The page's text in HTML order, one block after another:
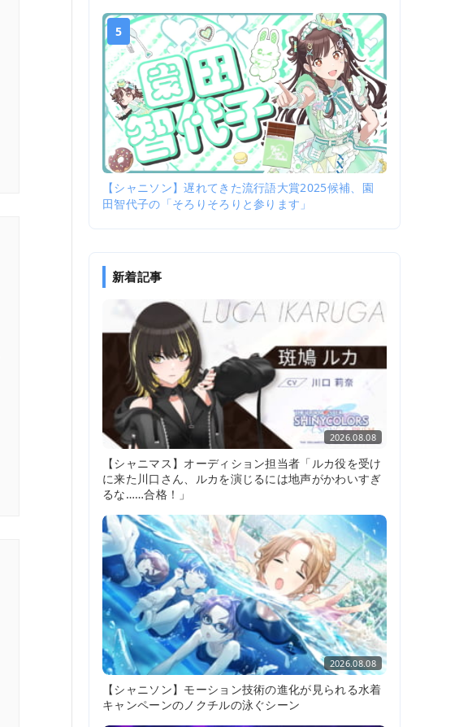
5
【シャニソン】遅れてきた流行語大賞2025候補、園
田智代子の「そろりそろりと参ります」
新着記事
2026.08.08
【シャニマス】オーディション担当者「ルカ役を受け
に来た川口さん、ルカを演じるには地声がかわいすぎ
るな……合格！」
2026.08.08
【シャニソン】モーション技術の進化が見られる水着
キャンペーンのノクチルの泳ぐシーン